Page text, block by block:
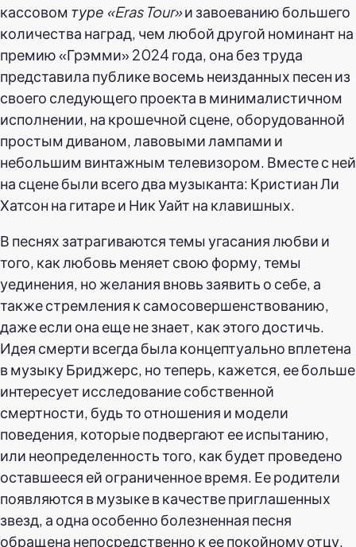
кассовом туре «Eras Tour»и завоеванию большего
количества наград, чем любой другой номинант на
премию «Грэмми» 2024 года, она без труда
представила публике восемь неизданных песен из
своего следующего проекта в минималистичном
исполнении, на крошечной сцене, оборудованной
простым диваном, лавовыми лампами и
небольшим винтажным телевизором. Вместе с ней
на сцене были всего два музыканта: Кристиан Ли
Хатсон на гитаре и Ник Уайт на клавишных.
В песнях затрагиваются темы угасания любви и
того, как любовь меняет свою форму, темы
уединения, но желания вновь заявить о себе, а
также стремления к самосовершенствованию,
даже если она еще не знает, как этого достичь.
Идея смерти всегда была концептуально вплетена
в музыку Бриджерс, но теперь, кажется, ее больше
интересует исследование собственной
смертности, будь то отношения и модели
поведения, которые подвергают ее испытанию,
или неопределенность того, как будет проведено
оставшееся ей ограниченное время. Ее родители
появляются в музыке в качестве приглашенных
звезд, а одна особенно болезненная песня
обращена непосредственно к ее покойному отцу,